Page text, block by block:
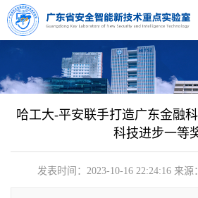
哈工大-平安联手打造广东金融
科技进步一等
发表时间：2023-10-16 22:24:16 来源